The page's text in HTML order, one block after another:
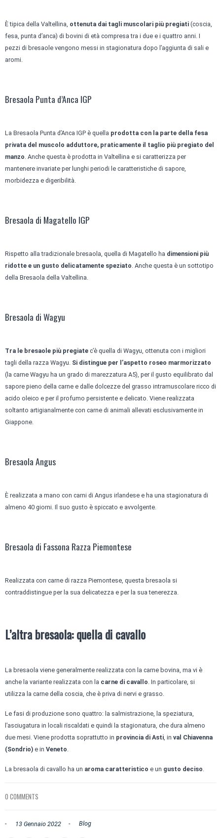
È tipica della Valtellina, ottenuta dai tagli muscolari più pregiati (coscia,
fesa, punta d’anca) di bovini di età compresa tra i due e i quattro anni. I
pezzi di bresaole vengono messi in stagionatura dopo l’aggiunta di sali e
aromi.
Bresaola Punta d’Anca IGP
La Bresaola Punta d’Anca IGP è quella prodotta con la parte della fesa
privata del muscolo adduttore, praticamente il taglio più pregiato del
manzo . Anche questa è prodotta in Valtellina e si caratterizza per
mantenere invariate per lunghi periodi le caratteristiche di sapore,
morbidezza e digeribilità.
Bresaola di Magatello IGP
Rispetto alla tradizionale bresaola, quella di Magatello ha dimensioni più
ridotte e un gusto delicatamente speziato . Anche questa è un sottotipo
della Bresaola della Valtellina.
Bresaola di Wagyu
Tra le bresaole più pregiate c’è quella di Wagyu, ottenuta con i migliori
tagli della razza Wagyu. Si distingue per l’aspetto roseo marmorizzato
(la carne Wagyu ha un grado di marezzatura A5), per il gusto equilibrato dal
sapore pieno della carne e dalle dolcezze del grasso intramuscolare ricco di
acido oleico e per il profumo persistente e delicato. Viene realizzata
soltanto artigianalmente con carne di animali allevati esclusivamente in
Giappone.
Bresaola Angus
È realizzata a mano con carni di Angus irlandese e ha una stagionatura di
almeno 40 giorni. Il suo gusto è spiccato e avvolgente.
Bresaola di Fassona Razza Piemontese
Realizzata con carne di razza Piemontese, questa bresaola si
contraddistingue per la sua delicatezza e per la sua tenerezza.
L’altra bresaola: quella di cavallo
La bresaola viene generalmente realizzata con la carne bovina, ma vi è
anche la variante realizzata con la carne di cavallo . In particolare, si
utilizza la carne della coscia, che è priva di nervi e grasso.
Le fasi di produzione sono quattro: la salmistrazione, la speziatura,
l’asciugatura in locali riscaldati e quindi la stagionatura, che dura almeno
due mesi. Viene prodotta soprattutto in provincia di Asti , in val Chiavenna
(Sondrio) e in Veneto
La bresaola di cavallo ha un aroma caratteristico e un gusto deciso
0 COMMENTS
- 13 Gennaio 2022 - Blog